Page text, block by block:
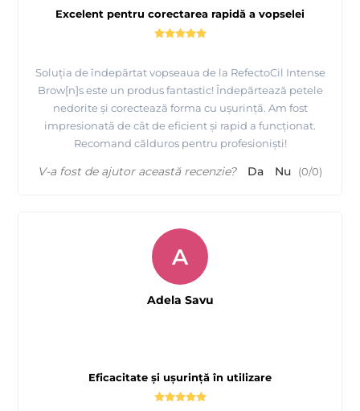
Excelent pentru corectarea rapidă a vopselei
Soluția de îndepărtat vopseaua de la RefectoCil Intense
Brow[n]s este un produs fantastic! Îndepărtează petele
nedorite și corectează forma cu ușurință. Am fost
impresionată de cât de eficient și rapid a funcționat.
Recomand călduros pentru profesioniști!
V-a fost de ajutor această recenzie? Da Nu (0/0)
Eficacitate și ușurință în utilizare
A
Adela Savu